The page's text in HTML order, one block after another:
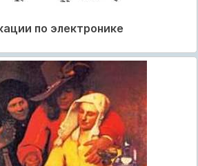
по электронике